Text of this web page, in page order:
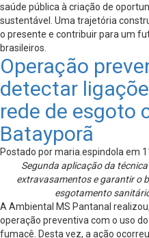
saúde pública à criação de
sustentável. Uma trajetória
o presente e contribuir para um
brasileiros.
Operação
detectar
rede de esgoto
Batayporã
Postado por maria.espindola em
Segunda aplicação da
extravasamentos e garantir o
esgotamento
A Ambiental MS Pantanal
operação preventiva com o uso
fumacê. Desta vez, a ação